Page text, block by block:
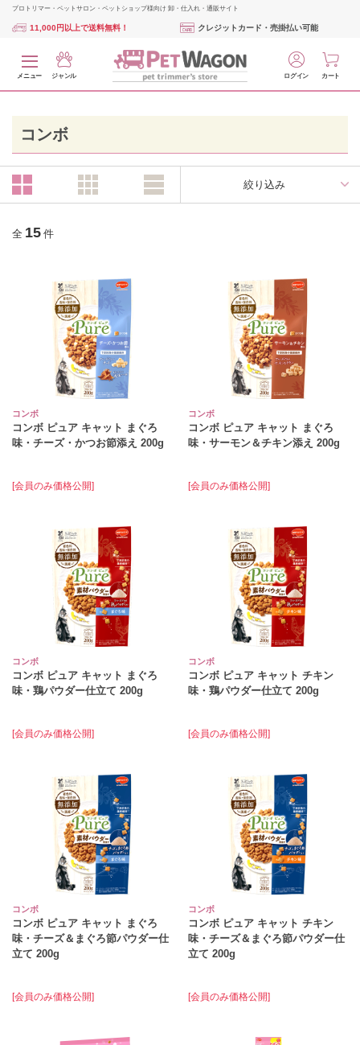
プロトリマー・ペットサロン・ペットショップ様向け 卸・仕入れ・通販サイト
11,000円以上で送料無料！ クレジットカード・売掛払い可能
メニュー ジャンル ログイン カート
コンボ
絞り込み
全 15 件
コンボ
コンボ ピュア キャット まぐろ
味・チーズ・かつお節添え 200g
[会員のみ価格公開]
コンボ
コンボ ピュア キャット まぐろ
味・サーモン＆チキン添え 200g
[会員のみ価格公開]
コンボ
コンボ ピュア キャット まぐろ
味・鶏パウダー仕立て 200g
[会員のみ価格公開]
コンボ
コンボ ピュア キャット チキン
味・鶏パウダー仕立て 200g
[会員のみ価格公開]
コンボ
コンボ ピュア キャット まぐろ
味・チーズ＆まぐろ節パウダー仕
立て 200g
[会員のみ価格公開]
コンボ
コンボ ピュア キャット チキン
味・チーズ＆まぐろ節パウダー仕
立て 200g
[会員のみ価格公開]